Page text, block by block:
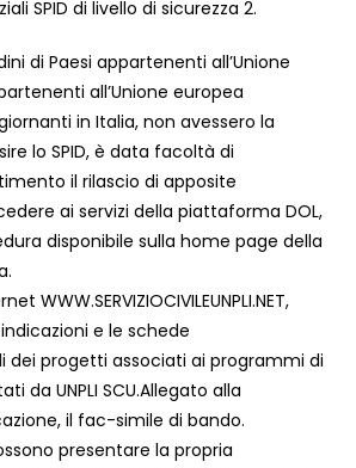
SPID di livello di sicurezza 2.
di Paesi appartenenti all’Unione
all’Unione europea
in Italia, non avessero la
lo SPID, è data facoltà di
il rilascio di apposite
ai servizi della piattaforma DOL,
disponibile sulla home page della
WWW.SERVIZIOCIVILEUNPLI.NET,
e le schede
dei progetti associati ai programmi di
da UNPLI SCU.Allegato alla
il fac-simile di bando.
presentare la propria